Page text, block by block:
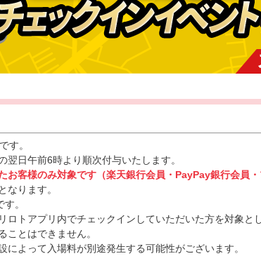
す。
日午前6時より順次付与いたします。
客様のみ対象です（楽天銀行会員・PayPay銀行会員・
ります。
。
トアプリ内でチェックインしていただいた方を対象とし
とはできません。
よって入場料が別途発生する可能性がございます。